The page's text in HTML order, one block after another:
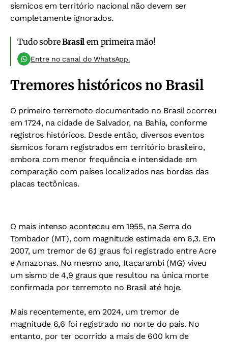
sísmicos em território nacional não devem ser
completamente ignorados.
Tudo sobreBrasil em primeira mão!
Entre no canal do WhatsApp.
Tremores históricos no Brasil
O primeiro terremoto documentado no Brasil ocorreu
em 1724, na cidade de Salvador, na Bahia, conforme
registros históricos. Desde então, diversos eventos
sísmicos foram registrados em território brasileiro,
embora com menor frequência e intensidade em
comparação com países localizados nas bordas das
placas tectônicas.
O mais intenso aconteceu em 1955, na Serra do
Tombador (MT), com magnitude estimada em 6,3. Em
2007, um tremor de 6,1 graus foi registrado entre Acre
e Amazonas. No mesmo ano, Itacarambi (MG) viveu
um sismo de 4,9 graus que resultou na única morte
confirmada por terremoto no Brasil até hoje.
Mais recentemente, em 2024, um tremor de
magnitude 6,6 foi registrado no norte do país. No
entanto, por ter ocorrido a mais de 600 km de